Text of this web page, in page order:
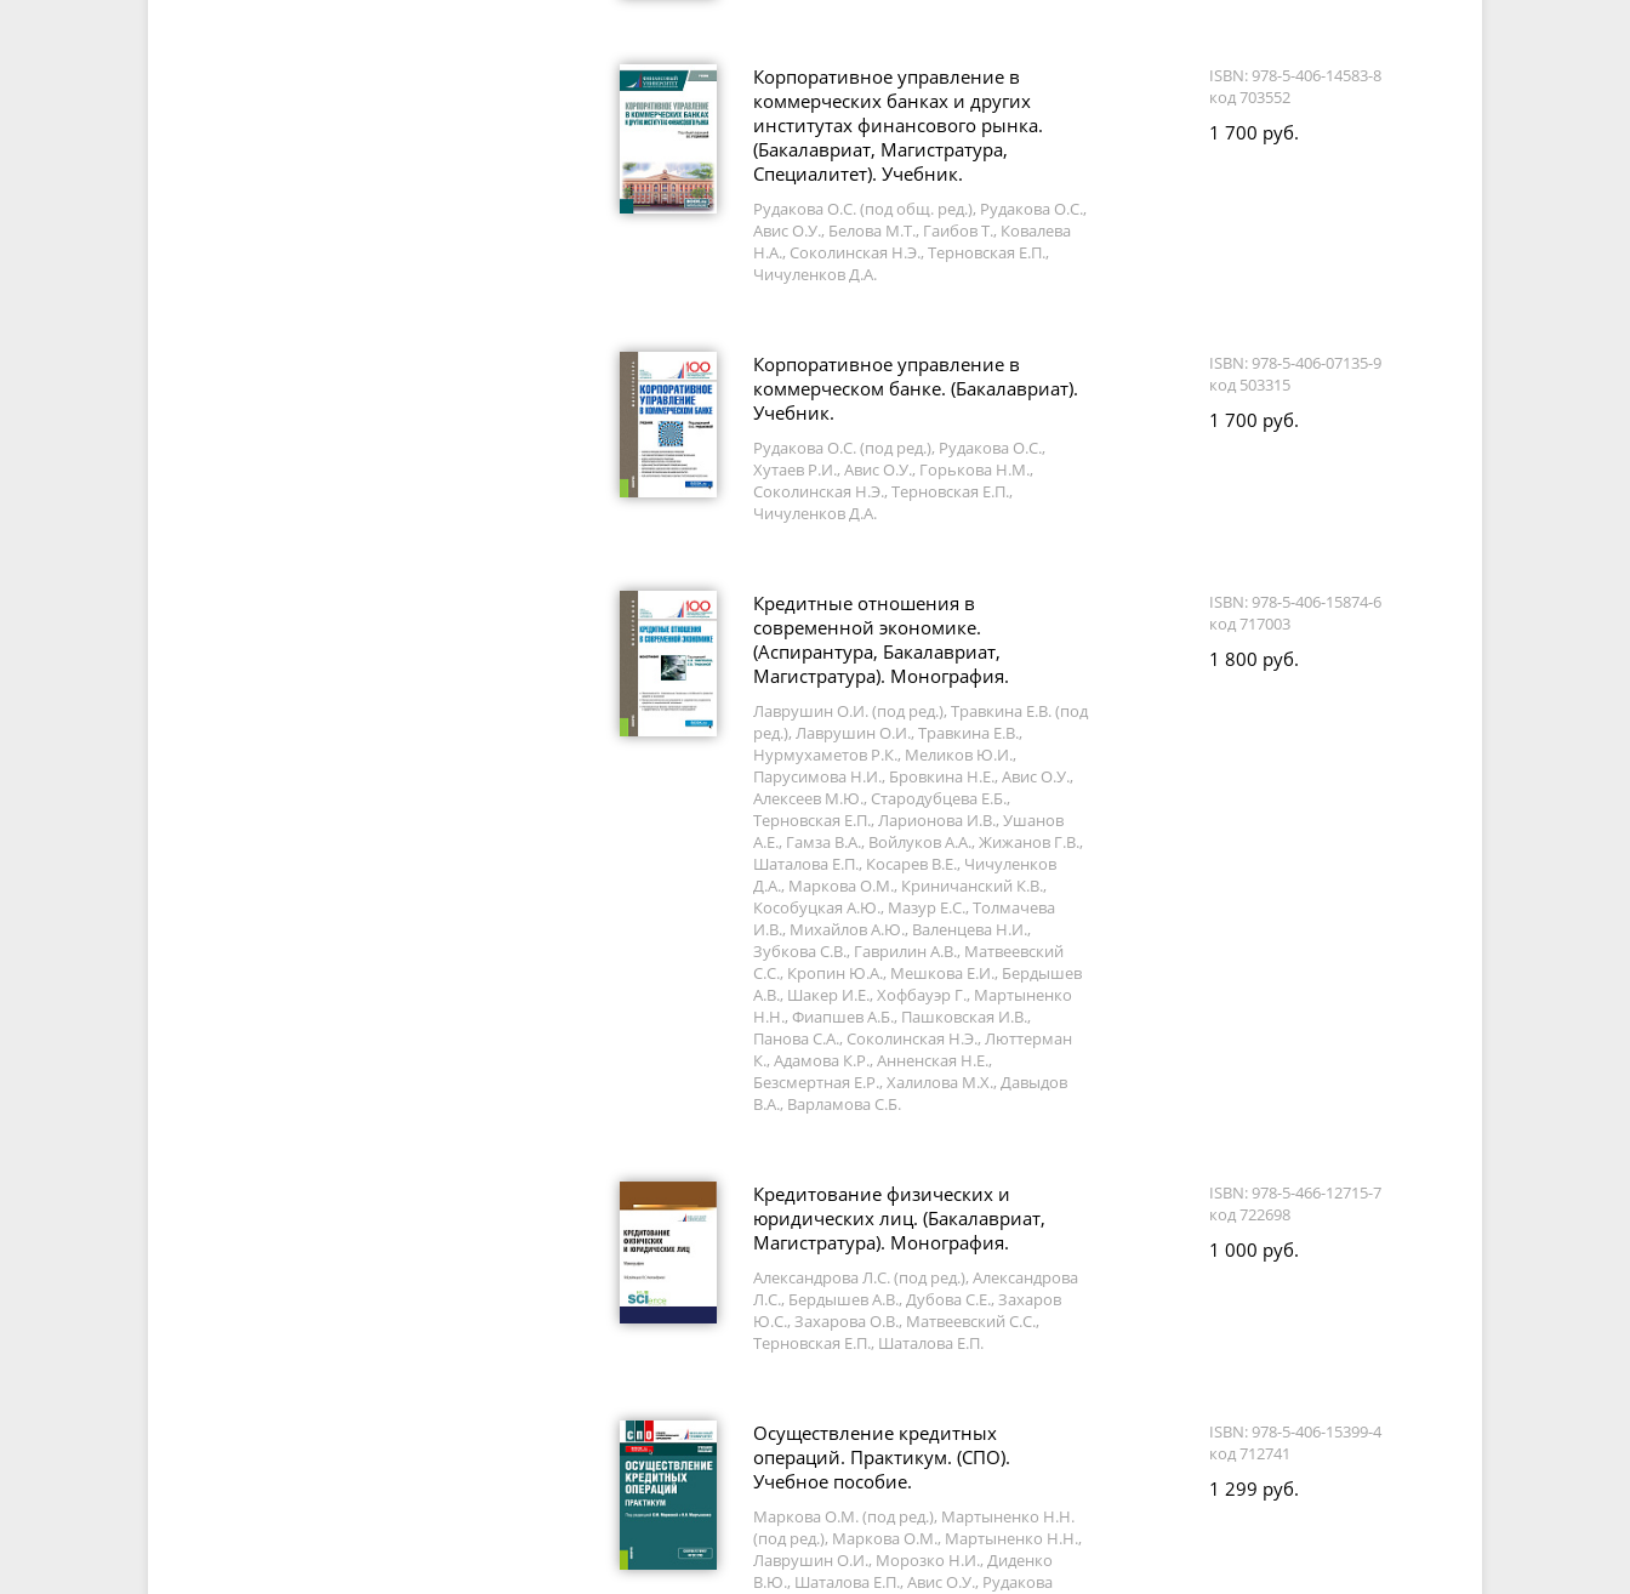
Корпоративное управление в
коммерческих банках и других
институтах финансового рынка.
(Бакалавриат, Магистратура,
Специалитет). Учебник.
Рудакова О.С. (под общ. ред.), Рудакова О.С.,
Авис О.У., Белова М.Т., Гаибов Т., Ковалева
Н.А., Соколинская Н.Э., Терновская Е.П.,
Чичуленков Д.А.
ISBN: 978-5-406-14583-8
код 703552
1 700 руб.
Корпоративное управление в
коммерческом банке. (Бакалавриат).
Учебник.
Рудакова О.С. (под ред.), Рудакова О.С.,
Хутаев Р.И., Авис О.У., Горькова Н.М.,
Соколинская Н.Э., Терновская Е.П.,
Чичуленков Д.А.
ISBN: 978-5-406-07135-9
код 503315
1 700 руб.
Кредитные отношения в
современной экономике.
(Аспирантура, Бакалавриат,
Магистратура). Монография.
Лаврушин О.И. (под ред.), Травкина Е.В. (под
ред.), Лаврушин О.И., Травкина Е.В.,
Нурмухаметов Р.К., Меликов Ю.И.,
Парусимова Н.И., Бровкина Н.Е., Авис О.У.,
Алексеев М.Ю., Стародубцева Е.Б.,
Терновская Е.П., Ларионова И.В., Ушанов
А.Е., Гамза В.А., Войлуков А.А., Жижанов Г.В.,
Шаталова Е.П., Косарев В.Е., Чичуленков
Д.А., Маркова О.М., Криничанский К.В.,
Кособуцкая А.Ю., Мазур Е.С., Толмачева
И.В., Михайлов А.Ю., Валенцева Н.И.,
Зубкова С.В., Гаврилин А.В., Матвеевский
С.С., Кропин Ю.А., Мешкова Е.И., Бердышев
А.В., Шакер И.Е., Хофбауэр Г., Мартыненко
Н.Н., Фиапшев А.Б., Пашковская И.В.,
Панова С.А., Соколинская Н.Э., Люттерман
К., Адамова К.Р., Анненская Н.Е.,
Безсмертная Е.Р., Халилова М.Х., Давыдов
В.А., Варламова С.Б.
ISBN: 978-5-406-15874-6
код 717003
1 800 руб.
Кредитование физических и
юридических лиц. (Бакалавриат,
Магистратура). Монография.
Александрова Л.С. (под ред.), Александрова
Л.С., Бердышев А.В., Дубова С.Е., Захаров
Ю.С., Захарова О.В., Матвеевский С.С.,
Терновская Е.П., Шаталова Е.П.
ISBN: 978-5-466-12715-7
код 722698
1 000 руб.
Осуществление кредитных
операций. Практикум. (СПО).
Учебное пособие.
Маркова О.М. (под ред.), Мартыненко Н.Н.
(под ред.), Маркова О.М., Мартыненко Н.Н.,
Лаврушин О.И., Морозко Н.И., Диденко
В.Ю., Шаталова Е.П., Авис О.У., Рудакова
ISBN: 978-5-406-15399-4
код 712741
1 299 руб.